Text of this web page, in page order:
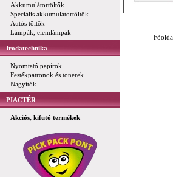
Akkumulátortöltők
Speciális akkumulátortöltők
Autós töltők
Lámpák, elemlámpák
Irodatechnika
Nyomtató papírok
Festékpatronok és tonerek
Nagyítók
PIACTÉR
Akciós, kifutó termékek